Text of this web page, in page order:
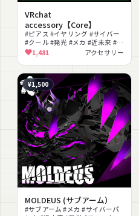
VRchat
accessory【Core】
#ピアス #イヤリング #サイバー
#クール #発光 #メカ #近未来 #ダ
ーク #宝石 #色変更可能
1,481 アクセサリー
¥1,500
MOLDEUS (サブアーム）
#サブアーム #メカ #サイバーパ